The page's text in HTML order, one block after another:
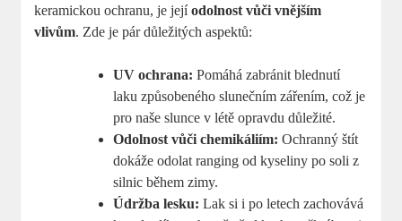
keramickou ochranu,​ je‌ jejíodolnost vůči vnějším
vlivům.‌ Zde je⁤ pár důležitých aspektů:
UV⁢ ochrana: Pomáhá⁢ zabránit blednutí
laku způsobeného slunečním zářením, ⁤což je
pro‌ naše slunce⁤ v létě opravdu důležité.
Odolnost vůči chemikáliím: Ochranný štít
dokáže⁢ odolat ranging od kyseliny po soli z
‌silnic během zimy.
Údržba lesku: Lak si i po letech‌ zachovává